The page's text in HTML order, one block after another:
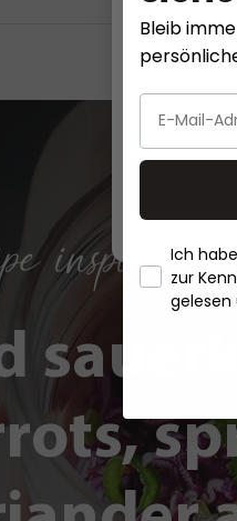
Bleib
Ich
zur
gelesen